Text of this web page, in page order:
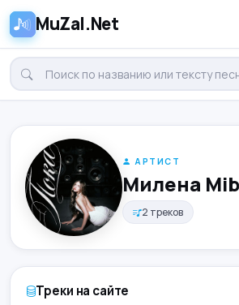
MuZal.Net
АРТИСТ
Милена
2 треков
Треки на сайте